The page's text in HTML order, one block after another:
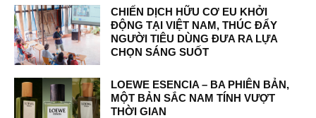
CHIẾN DỊCH HỮU CƠ EU KHỞI
ĐỘNG TẠI VIỆT NAM, THÚC ĐẨY
NGƯỜI TIÊU DÙNG ĐƯA RA LỰA
CHỌN SÁNG SUỐT
LOEWE ESENCIA – BA PHIÊN BẢN,
MỘT BẢN SẮC NAM TÍNH VƯỢT
THỜI GIAN